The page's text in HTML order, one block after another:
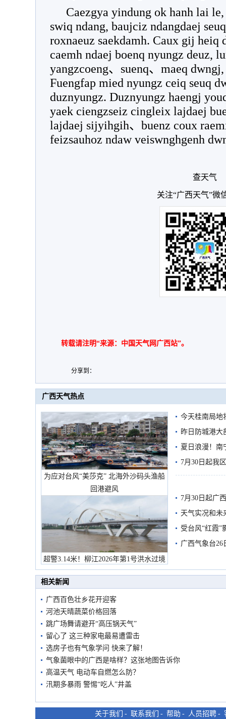
Caezgya yindung ok hanh lai
swiq ndang, baujciz ndangdaej
roxnaeuz saekdamh. Caux gij heiq
caemh ndaej boenq nyungz deuz,
yangzcoeng、suenq、maeq
Fuengfap mied nyungz ceiq seuq
duznyungz. Duznyungz haengj
yaek ciengzseiz cingleix lajdaej
lajdaej sijyihgih、buenz coux
feizsauhoz ndaw veiswnghgenh
查天气
关注“广西天气”微
转载请注明“来源：中国天气网广西站”。
分享到：
广西天气热点
为应对台风“美莎克” 北海外沙码头渔船
回港避风
超警3.14米！柳江2026年第1号洪水过境
市民在堤岸见证汛况
今天桂南局地
需继续防范
昨日防城港大
雨
夏日浪漫！南
7月30日起我
7月30日起广
天气实况和未
受台风“红霞”
有较强降雨
广西气象台26
相关新闻
广西百色壮乡花开迎客
河池天晴蔬菜价格回落
跳广场舞请避开“高压锅天气”
留心了 这三种家电最易遭雷击
选房子也有气象学问 快来了解！
气象菌眼中的广西是啥样？这张地图告诉你
高温天气 电动车自燃怎么防？
汛期多暴雨 警惕“吃人”井盖
关于我们 - 联系我们 - 帮助 - 人员招聘 -